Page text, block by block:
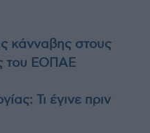
κάνναβης στους
του ΕΟΠΑΕ
Τι έγινε πριν